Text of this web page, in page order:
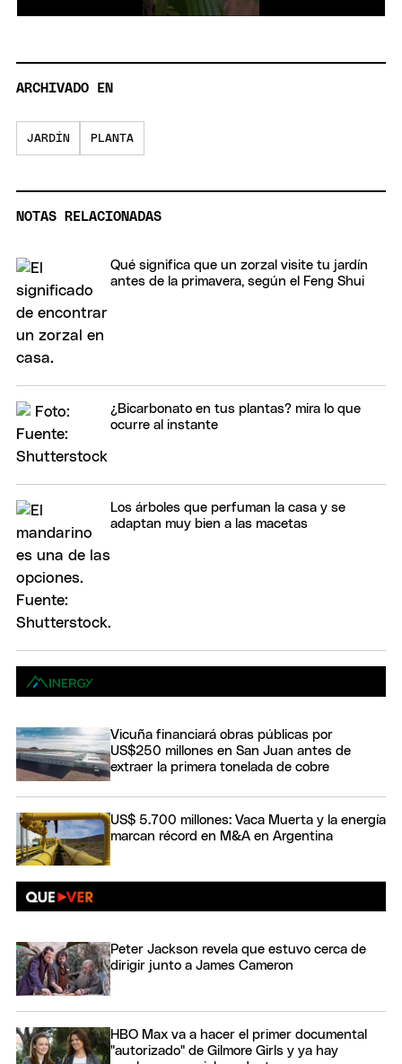
20
seconds
ARCHIVADO EN
JARDÍN PLANTA
NOTAS RELACIONADAS
Qué significa que un zorzal visite tu jardín
antes de la primavera, según el Feng Shui
¿Bicarbonato en tus plantas? mira lo que
ocurre al instante
Los árboles que perfuman la casa y se
adaptan muy bien a las macetas
Vicuña financiará obras públicas por
US$250 millones en San Juan antes de
extraer la primera tonelada de cobre
US$ 5.700 millones: Vaca Muerta y la energía
marcan récord en M&A en Argentina
Peter Jackson revela que estuvo cerca de
dirigir junto a James Cameron
HBO Max va a hacer el primer documental
"autorizado" de Gilmore Girls y ya hay